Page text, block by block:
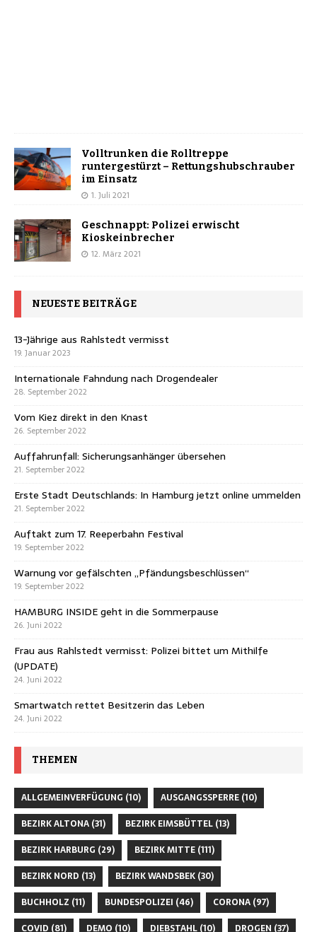
Volltrunken die Rolltreppe
runtergestürzt – Rettungshubschrauber
im Einsatz
1. Juli 2021
Geschnappt: Polizei erwischt
Kioskeinbrecher
12. März 2021
NEUESTE BEITRÄGE
13-Jährige aus Rahlstedt vermisst
19. Januar 2023
Internationale Fahndung nach Drogendealer
28. September 2022
Vom Kiez direkt in den Knast
26. September 2022
Auffahrunfall: Sicherungsanhänger übersehen
21. September 2022
Erste Stadt Deutschlands: In Hamburg jetzt online ummelden
21. September 2022
Auftakt zum 17. Reeperbahn Festival
19. September 2022
Warnung vor gefälschten „Pfändungsbeschlüssen“
19. September 2022
HAMBURG INSIDE geht in die Sommerpause
26. Juni 2022
Frau aus Rahlstedt vermisst: Polizei bittet um Mithilfe
(UPDATE)
24. Juni 2022
Smartwatch rettet Besitzerin das Leben
24. Juni 2022
THEMEN
ALLGEMEINVERFÜGUNG (10) AUSGANGSSPERRE (10)
BEZIRK ALTONA (31) BEZIRK EIMSBÜTTEL (13)
BEZIRK HARBURG (29) BEZIRK MITTE (111)
BEZIRK NORD (13) BEZIRK WANDSBEK (30)
BUCHHOLZ (11) BUNDESPOLIZEI (46) CORONA (97)
COVID (81) DEMO (10) DIEBSTAHL (10) DROGEN (37)